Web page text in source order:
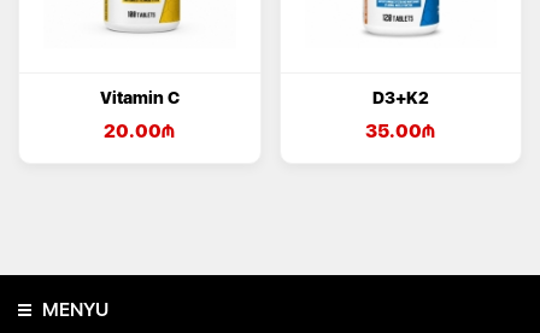
Vitamin C
20.00₼
D3+K2
35.00₼
MENYU